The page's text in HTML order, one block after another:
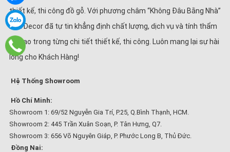
thiết kế, thi công đồ gỗ. Với phương châm “Không Đâu Bằng Nhà”
Nhà Decor đã tự tin khẳng định chất lượng, dịch vụ và tính thẩm
mĩ cao trong từng chi tiết thiết kế, thi công. Luôn mang lại sự hài
lòng cho Khách Hàng!
Hệ Thống Showroom
Hồ Chí Minh:
Showroom 1: 69/52 Nguyễn Gia Trí, P.25, Q.Bình Thạnh, HCM.
Showroom 2: 445 Trần Xuân Soạn, P. Tân Hưng, Q7.
Showroom 3: 656 Võ Nguyên Giáp, P. Phước Long B, Thủ Đức.
Đồng Nai: